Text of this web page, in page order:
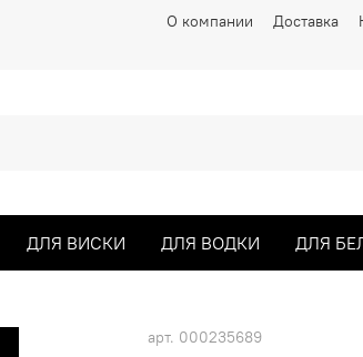
О компании Доставка
ДЛЯ ВИСКИ ДЛЯ ВОДКИ ДЛЯ
арт. 000235689